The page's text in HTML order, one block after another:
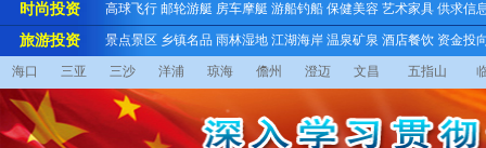
时尚投资 高球飞行 邮轮游艇 房车摩艇 游船钓船 保健美容 艺术家具 供求信
旅游投资 景点景区 乡镇名品 雨林湿地 江湖海岸 温泉矿泉 酒店餐饮 资金投
海口 三亚 三沙 洋浦 琼海 儋州 澄迈 文昌 五指山